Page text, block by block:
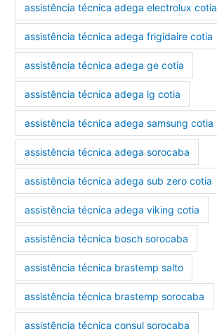
assistência técnica adega electrolux cotia
assistência técnica adega frigidaire cotia
assistência técnica adega ge cotia
assistência técnica adega lg cotia
assistência técnica adega samsung cotia
assistência técnica adega sorocaba
assistência técnica adega sub zero cotia
assistência técnica adega viking cotia
assistência técnica bosch sorocaba
assistência técnica brastemp salto
assistência técnica brastemp sorocaba
assistência técnica consul sorocaba